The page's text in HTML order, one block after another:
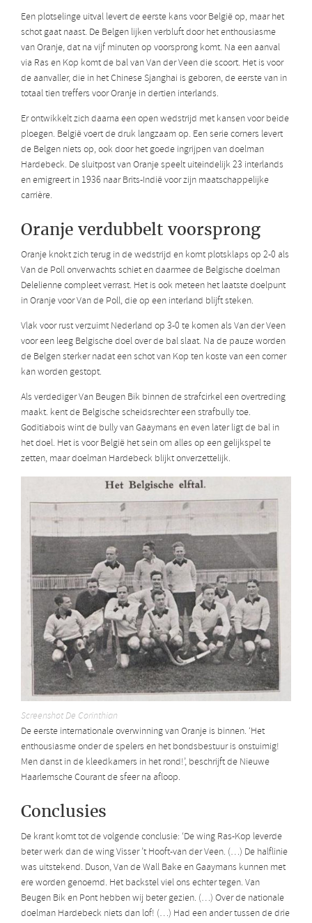
Een plotselinge uitval levert de eerste kans voor België op, maar het
schot gaat naast. De Belgen lijken verbluft door het enthousiasme
van Oranje, dat na vijf minuten op voorsprong komt. Na een aanval
via Ras en Kop komt de bal van Van der Veen die scoort. Het is voor
de aanvaller, die in het Chinese Sjanghai is geboren, de eerste van in
totaal tien treffers voor Oranje in dertien interlands.
Er ontwikkelt zich daarna een open wedstrijd met kansen voor beide
ploegen. België voert de druk langzaam op. Een serie corners levert
de Belgen niets op, ook door het goede ingrijpen van doelman
Hardebeck. De sluitpost van Oranje speelt uiteindelijk 23 interlands
en emigreert in 1936 naar Brits-Indië voor zijn maatschappelijke
carrière.
Oranje verdubbelt voorsprong
Oranje knokt zich terug in de wedstrijd en komt plotsklaps op 2-0 als
Van de Poll onverwachts schiet en daarmee de Belgische doelman
Delelienne compleet verrast. Het is ook meteen het laatste doelpunt
in Oranje voor Van de Poll, die op een interland blijft steken.
Vlak voor rust verzuimt Nederland op 3-0 te komen als Van der Veen
voor een leeg Belgische doel over de bal slaat. Na de pauze worden
de Belgen sterker nadat een schot van Kop ten koste van een corner
kan worden gestopt.
Als verdediger Van Beugen Bik binnen de strafcirkel een overtreding
maakt. kent de Belgische scheidsrechter een strafbully toe.
Goditiabois wint de bully van Gaaymans en even later ligt de bal in
het doel. Het is voor België het sein om alles op een gelijkspel te
zetten, maar doelman Hardebeck blijkt onverzettelijk.
Screenshot De Corinthian
De eerste internationale overwinning van Oranje is binnen. ‘Het
enthousiasme onder de spelers en het bondsbestuur is onstuimig!
Men danst in de kleedkamers in het rond!’, beschrijft de Nieuwe
Haarlemsche Courant de sfeer na afloop.
Conclusies
De krant komt tot de volgende conclusie: ‘De wing Ras-Kop leverde
beter werk dan de wing Visser ’t Hooft-van der Veen. (…) De halflinie
was uitstekend. Duson, Van de Wall Bake en Gaaymans kunnen met
ere worden genoemd. Het backstel viel ons echter tegen. Van
Beugen Bik en Pont hebben wij beter gezien. (…) Over de nationale
doelman Hardebeck niets dan lof! (…) Had een ander tussen de drie